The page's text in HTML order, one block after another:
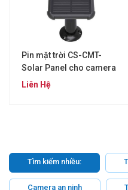
Pin mặt trời CS-CMT-
Solar Panel cho camera
Wifi EZVIZ C3A
Liên Hệ
Tìm kiếm nhiều:
Camera an ninh